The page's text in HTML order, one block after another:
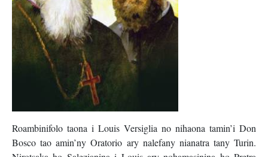
Roambinifolo taona i Louis Versiglia no nihaona tamin’i Don
Bosco tao amin’ny Oratorio ary nalefany nianatra tany Turin.